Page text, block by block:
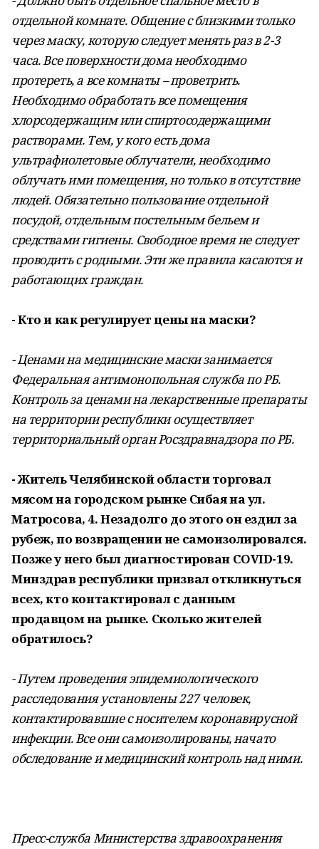
отдельной комнате. Общение с близкими только
через маску, которую следует менять раз в 2-3
часа. Все поверхности дома необходимо
протереть, а все комнаты – проветрить.
Необходимо обработать все помещения
хлорсодержащим или спиртосодержащими
растворами. Тем, у кого есть дома
ультрафиолетовые облучатели, необходимо
облучать ими помещения, но только в отсутствие
людей. Обязательно пользование отдельной
посудой, отдельным постельным бельем и
средствами гигиены. Свободное время не следует
проводить с родными. Эти же правила касаются и
работающих граждан.
- Кто и как регулирует цены на маски?
- Ценами на медицинские маски занимается
Федеральная антимонопольная служба по РБ.
Контроль за ценами на лекарственные препараты
на территории республики осуществляет
территориальный орган Росздравнадзора по РБ.
- Житель Челябинской области торговал
мясом на городском рынке Сибая на ул.
Матросова, 4. Незадолго до этого он ездил за
рубеж, по возвращении не самоизолировался.
Позже у него был диагностирован COVID-19.
Минздрав республики призвал откликнуться
всех, кто контактировал с данным
продавцом на рынке. Сколько жителей
обратилось?
- Путем проведения эпидемиологического
расследования установлены 227 человек,
контактировавшие с носителем коронавирусной
инфекции. Все они самоизолированы, начато
обследование и медицинский контроль над ними.
Пресс-служба Министерства здравоохранения